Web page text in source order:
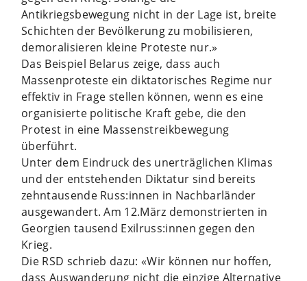
Antikriegsbewegung nicht in der Lage ist, breite
Schichten der Bevölkerung zu mobilisieren,
demoralisieren kleine Proteste nur.»
Das Beispiel Belarus zeige, dass auch
Massenproteste ein diktatorisches Regime nur
effektiv in Frage stellen können, wenn es eine
organisierte politische Kraft gebe, die den
Protest in eine Massenstreikbewegung
überführt.
Unter dem Eindruck des unerträglichen Klimas
und der entstehenden Diktatur sind bereits
zehntausende Russ:innen in Nachbarländer
ausgewandert. Am 12.März demonstrierten in
Georgien tausend Exilruss:innen gegen den
Krieg.
Die RSD schrieb dazu: «Wir können nur hoffen,
dass Auswanderung nicht die einzige Alternative